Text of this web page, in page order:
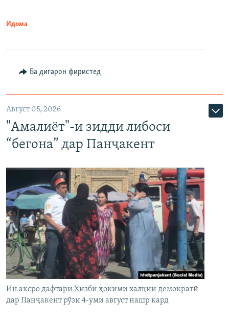
Идома
Ба дигарон фиристед
Август 05, 2026
"Амалиёт"-и зидди либоси
“бегона” дар Панҷакент
Ин аксро дафтари Ҳизби ҳокими халқии демократӣ
дар Панҷакент рӯзи 4-уми август нашр кард